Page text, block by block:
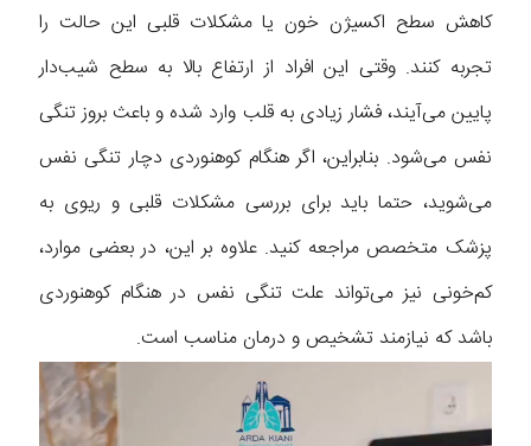
کاهش سطح اکسیژن خون یا مشکلات قلبی این حالت را
تجربه کنند. وقتی این افراد از ارتفاع بالا به سطح شیب‌دار
پایین می‌آیند، فشار زیادی به قلب وارد شده و باعث بروز تنگی
نفس می‌شود. بنابراین، اگر هنگام کوهنوردی دچار تنگی نفس
می‌شوید، حتما باید برای بررسی مشکلات قلبی و ریوی به
پزشک متخصص مراجعه کنید. علاوه بر این، در بعضی موارد،
کم‌خونی نیز می‌تواند علت تنگی نفس در هنگام کوهنوردی
باشد که نیازمند تشخیص و درمان مناسب است.